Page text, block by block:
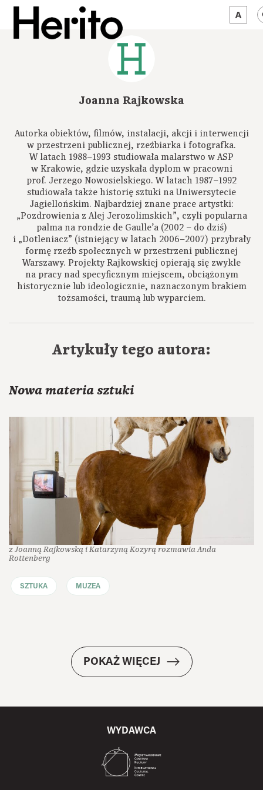
JĘZYK: PL
Joanna Rajkowska
Autorka obiektów, filmów, instalacji, akcji i interwencji
w przestrzeni publicznej, rzeźbiarka i fotografka.
W latach 1988–1993 studiowała malarstwo w ASP
w Krakowie, gdzie uzyskała dyplom w pracowni
prof. Jerzego Nowosielskiego. W latach 1987–1992
studiowała także historię sztuki na Uniwersytecie
Jagiellońskim. Najbardziej znane prace artystki:
„Pozdrowienia z Alej Jerozolimskich”, czyli popularna
palma na rondzie de Gaulle’a (2002 – do dziś)
i „Dotleniacz” (istniejący w latach 2006–2007) przybrały
formę rzeźb społecznych w przestrzeni publicznej
Warszawy. Projekty Rajkowskiej opierają się zwykle
na pracy nad specyficznym miejscem, obciążonym
historycznie lub ideologicznie, naznaczonym brakiem
tożsamości, traumą lub wyparciem.
Artykuły tego autora:
Nowa materia sztuki
z Joanną Rajkowską i Katarzyną Kozyrą rozmawia Anda
Rottenberg
SZTUKA MUZEA
POKAŻ WIĘCEJ
WYDAWCA